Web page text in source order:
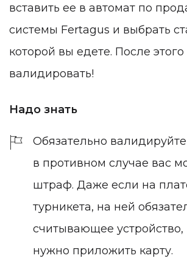
вставить ее в автомат по
системы Fertagus и выбрать
которой вы едете. После
валидировать!
Надо знать
Обязательно
в противном случае вас
штраф. Даже если на
турникета, на ней
считывающее устройство,
нужно приложить карту.